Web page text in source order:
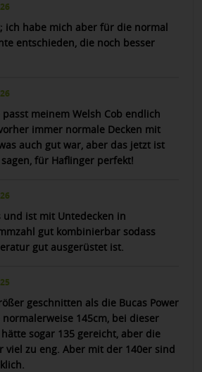
ich habe mich aber für die normal
entschieden, die noch besser
passt meinem Welsh Cob endlich
immer normale Decken mit
auch gut war, aber das jetzt ist
für Haflinger perfekt!
und ist mit Untedecken in
gut kombinierbar sodass
gut ausgerüstet ist.
geschnitten als die Bucas Power
145cm, bei dieser
sogar 135 gereicht, aber die
viel zu eng. Aber mit der 140er sind